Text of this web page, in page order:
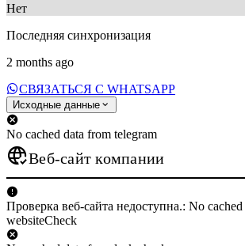
Нет
Последняя синхронизация
2 months ago
СВЯЗАТЬСЯ С WHATSAPP
Исходные данные
No cached data from telegram
Веб-сайт компании
Проверка веб-сайта недоступна.: No
websiteCheck